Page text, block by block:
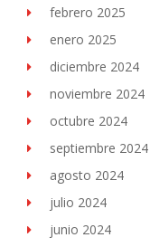
febrero 2025
enero 2025
diciembre 2024
noviembre 2024
octubre 2024
septiembre 2024
agosto 2024
julio 2024
junio 2024